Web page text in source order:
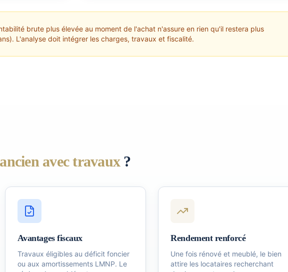
brute plus élevée au moment de l'achat n'assure en rien qu'il restera plus
L'analyse doit intégrer les charges, travaux et fiscalité.
ancien avec travaux?
Avantages fiscaux
Travaux éligibles au déficit foncier
ou aux amortissements LMNP. Le
Rendement renforcé
Une fois rénové et meublé, le bien
attire les locataires recherchant